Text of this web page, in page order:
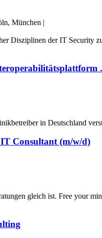
München |
Disziplinen der IT Security
in Deutschland
Consultant (m/w/d)
gleich ist. Free your